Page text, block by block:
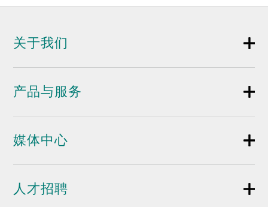
关于我们
产品与服务
媒体中心
人才招聘